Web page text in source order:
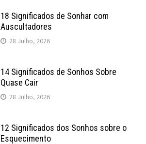
18 Significados de Sonhar com
Auscultadores
28 Julho, 2026
14 Significados de Sonhos Sobre
Quase Cair
28 Julho, 2026
12 Significados dos Sonhos sobre o
Esquecimento